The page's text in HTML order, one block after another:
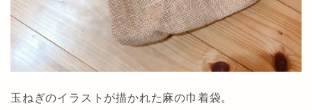
玉ねぎのイラストが描かれた麻の巾着袋。